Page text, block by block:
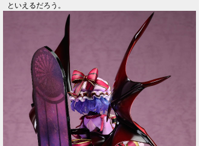
といえるだろう。